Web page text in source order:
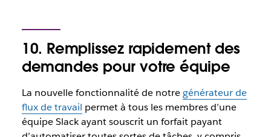
10. Remplissez rapidement des
demandes pour votre équipe
La nouvelle fonctionnalité de notregénérateur de
flux de travail permet à tous les membres d’une
équipe Slack ayant souscrit un forfait payant